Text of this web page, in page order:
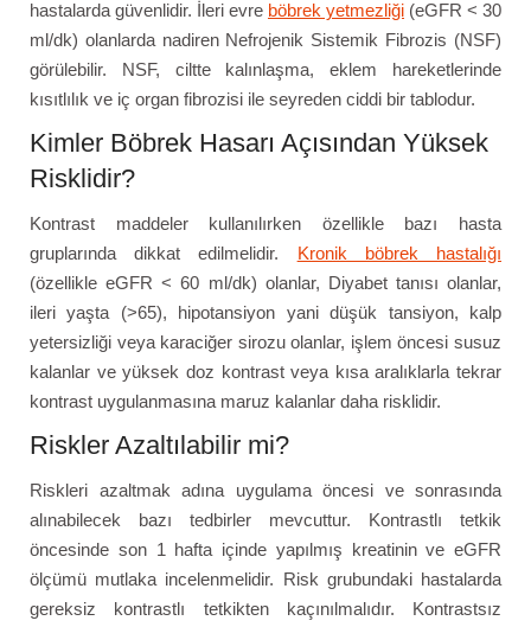
hastalarda güvenlidir. İleri evre böbrek yetmezliği (eGFR < 30
ml/dk) olanlarda nadiren Nefrojenik Sistemik Fibrozis (NSF)
görülebilir. NSF, ciltte kalınlaşma, eklem hareketlerinde
kısıtlılık ve iç organ fibrozisi ile seyreden ciddi bir tablodur.
Kimler Böbrek Hasarı Açısından Yüksek
Risklidir?
Kontrast maddeler kullanılırken özellikle bazı hasta
gruplarında dikkat edilmelidir. Kronik böbrek hastalığı
(özellikle eGFR < 60 ml/dk) olanlar, Diyabet tanısı olanlar,
ileri yaşta (>65), hipotansiyon yani düşük tansiyon, kalp
yetersizliği veya karaciğer sirozu olanlar, işlem öncesi susuz
kalanlar ve yüksek doz kontrast veya kısa aralıklarla tekrar
kontrast uygulanmasına maruz kalanlar daha risklidir.
Riskler Azaltılabilir mi?
Riskleri azaltmak adına uygulama öncesi ve sonrasında
alınabilecek bazı tedbirler mevcuttur. Kontrastlı tetkik
öncesinde son 1 hafta içinde yapılmış kreatinin ve eGFR
ölçümü mutlaka incelenmelidir. Risk grubundaki hastalarda
gereksiz kontrastlı tetkikten kaçınılmalıdır. Kontrastsız